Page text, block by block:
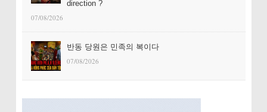
direction ?
07/08/2026
반동 당원은 민족의 복이다
07/08/2026